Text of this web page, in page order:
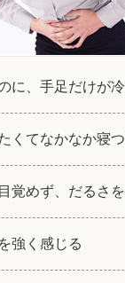
に、手足だけが
くてなかなか寝
覚めず、だるさ
強く感じる